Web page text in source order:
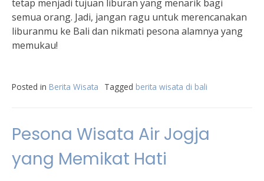
tetap menjadi tujuan liburan yang menarik bagi
semua orang. Jadi, jangan ragu untuk merencanakan
liburanmu ke Bali dan nikmati pesona alamnya yang
memukau!
Posted in Berita Wisata Tagged berita wisata di bali
Pesona Wisata Air Jogja
yang Memikat Hati